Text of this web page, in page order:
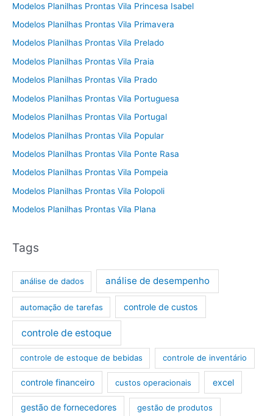
Modelos Planilhas Prontas Vila Princesa Isabel
Modelos Planilhas Prontas Vila Primavera
Modelos Planilhas Prontas Vila Prelado
Modelos Planilhas Prontas Vila Praia
Modelos Planilhas Prontas Vila Prado
Modelos Planilhas Prontas Vila Portuguesa
Modelos Planilhas Prontas Vila Portugal
Modelos Planilhas Prontas Vila Popular
Modelos Planilhas Prontas Vila Ponte Rasa
Modelos Planilhas Prontas Vila Pompeia
Modelos Planilhas Prontas Vila Polopoli
Modelos Planilhas Prontas Vila Plana
Tags
análise de dados análise de desempenho
automação de tarefas controle de custos
controle de estoque
controle de estoque de bebidas controle de inventário
controle financeiro custos operacionais excel
gestão de fornecedores gestão de produtos